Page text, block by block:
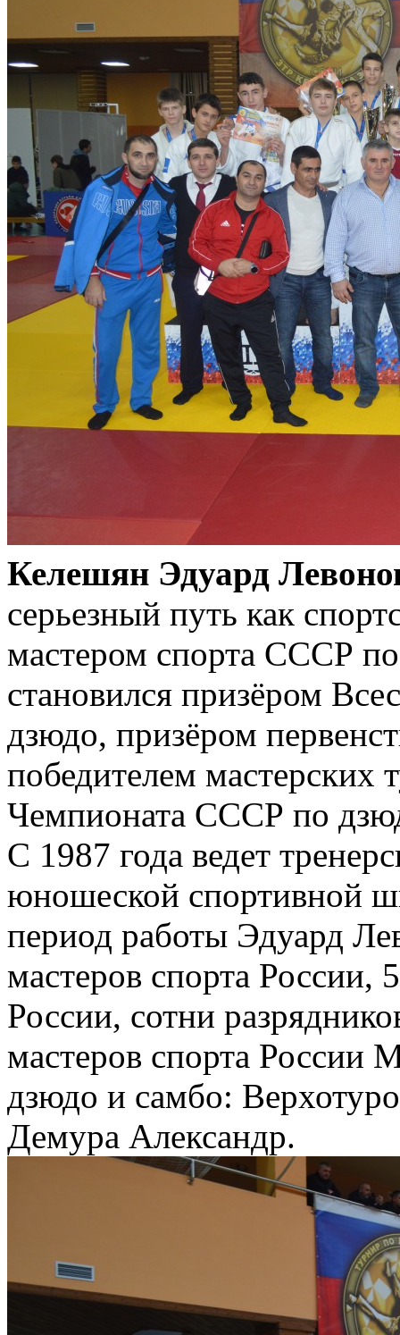
Келешян Эдуард
серьезный путь как
мастером спорта СССР
становился призёром
дзюдо, призёром
победителем мастерских
Чемпионата СССР по
С 1987 года ведет
юношеской спортивной
период работы Эдуард
мастеров спорта России,
России, сотни
мастеров спорта России
дзюдо и самбо:
Демура Александр.